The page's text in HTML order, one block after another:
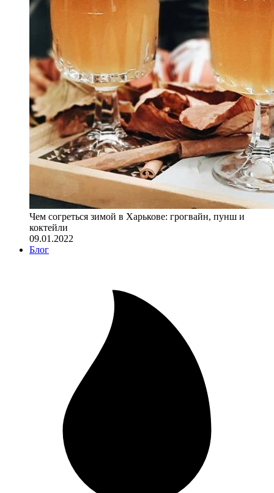
Чем согреться зимой в Харькове: грогвайн, пунш и
коктейли
09.01.2022
Блог